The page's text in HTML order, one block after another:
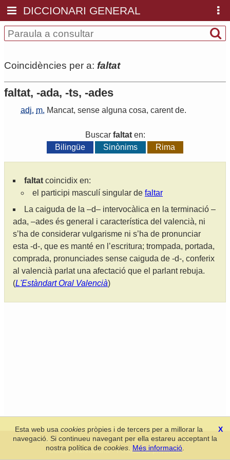
DICCIONARI GENERAL
Coincidències per a: faltat
faltat, -ada, -ts, -ades
adj. m. Mancat, sense alguna cosa, carent de.
Buscar faltaten:
Bilingüe
Sinònims Rima
faltat coincidix en:
el participi masculí singular de faltar
La caiguda de la –d– intervocàlica en la terminació –
ada, –ades és general i característica del valencià, ni
s’ha de considerar vulgarisme ni s’ha de pronunciar
esta -d-, que es manté en l’escritura; trompada, portada,
comprada, pronunciades sense caiguda de -d-, conferix
al valencià parlat una afectació que el parlant rebuja.
(L'Estàndart Oral Valencià)
Secció de Llengua i Lliteratura Valencianes-Real Acadèmia de
Cultura Valenciana-Política de privacitat
X
Esta web usacookies pròpies i de tercers per a millorar la
navegació. Si continueu navegant per ella estareu acceptant la
nostra política de cookies Més informació